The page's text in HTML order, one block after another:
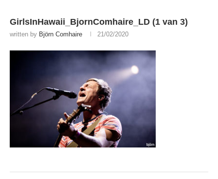
GirlsInHawaii_BjornComhaire_LD (1 van 3)
written by Björn Comhaire 21/02/2020